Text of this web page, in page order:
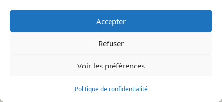
Accepter
Refuser
Voir les préférences
Politique de confidentialité
À lire dans la même